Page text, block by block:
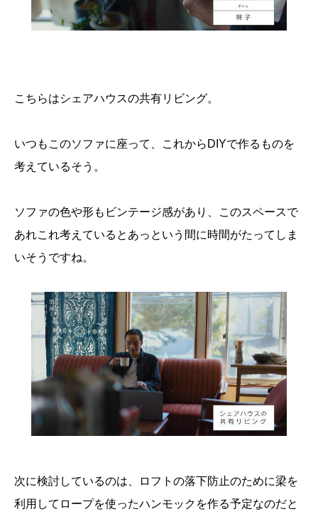
こちらはシェアハウスの共有リビング。
いつもこのソファに座って、これからDIYで作るものを
考えているそう。
ソファの色や形もビンテージ感があり、このスペースで
あれこれ考えているとあっという間に時間がたってしま
いそうですね。
次に検討しているのは、ロフトの落下防止のために梁を
利用してロープを使ったハンモックを作る予定なのだと